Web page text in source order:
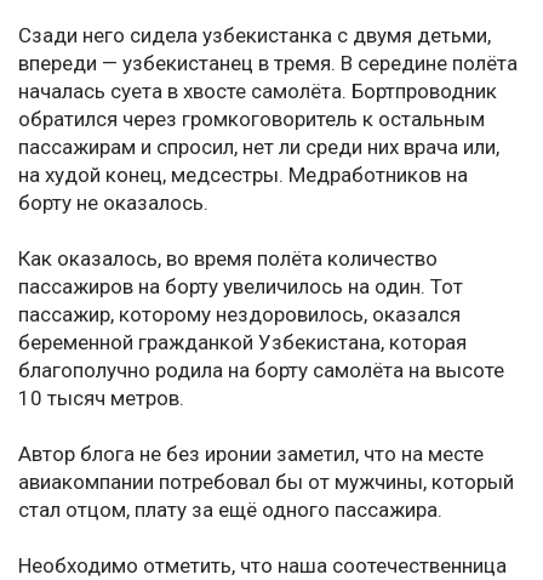
Сзади него сидела узбекистанка с двумя детьми,
впереди — узбекистанец в тремя. В середине полёта
началась суета в хвосте самолёта. Бортпроводник
обратился через громкоговоритель к остальным
пассажирам и спросил, нет ли среди них врача или,
на худой конец, медсестры. Медработников на
борту не оказалось.
Как оказалось, во время полёта количество
пассажиров на борту увеличилось на один. Тот
пассажир, которому нездоровилось, оказался
беременной гражданкой Узбекистана, которая
благополучно родила на борту самолёта на высоте
10 тысяч метров.
Автор блога не без иронии заметил, что на месте
авиакомпании потребовал бы от мужчины, который
стал отцом, плату за ещё одного пассажира.
Необходимо отметить, что наша соотечественница